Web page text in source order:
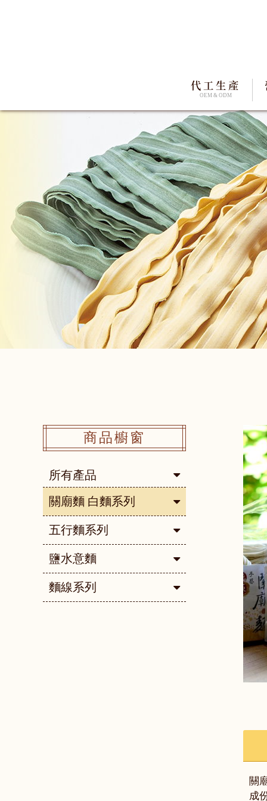
代工生產
OEM & ODM
關
成
商品櫥窗
所有產品
關廟麵 白麵系列
五行麵系列
鹽水意麵
麵線系列